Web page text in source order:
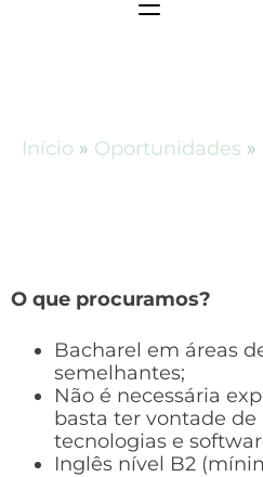
Início » Oportunidades »
O que procuramos?
Bacharel em áreas
semelhantes;
Não é necessária
basta ter vontade
tecnologias e
Inglês nível B2